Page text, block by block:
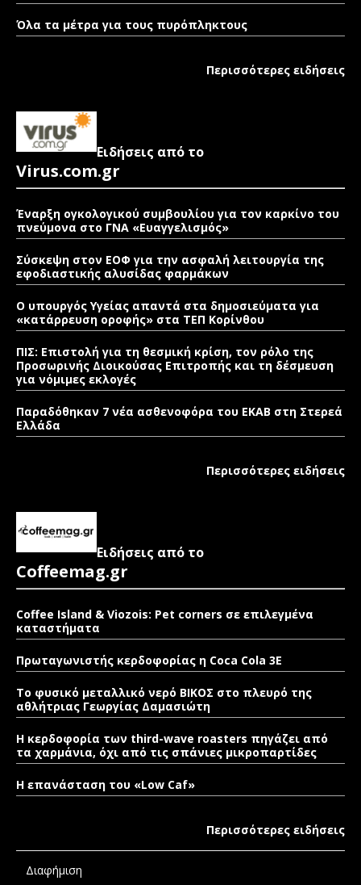
Όλα τα μέτρα για τους πυρόπληκτους
Περισσότερες ειδήσεις
Ειδήσεις από το
Virus.com.gr
Έναρξη ογκολογικού συμβουλίου για τον καρκίνο του
πνεύμονα στο ΓΝΑ «Ευαγγελισμός»
Σύσκεψη στον ΕΟΦ για την ασφαλή λειτουργία της
εφοδιαστικής αλυσίδας φαρμάκων
Ο υπουργός Υγείας απαντά στα δημοσιεύματα για
«κατάρρευση οροφής» στα ΤΕΠ Κορίνθου
ΠΙΣ: Επιστολή για τη θεσμική κρίση, τον ρόλο της
Προσωρινής Διοικούσας Επιτροπής και τη δέσμευση
για νόμιμες εκλογές
Παραδόθηκαν 7 νέα ασθενοφόρα του ΕΚΑΒ στη Στερεά
Ελλάδα
Περισσότερες ειδήσεις
Ειδήσεις από το
Coffeemag.gr
Coffee Island & Viozois: Pet corners σε επιλεγμένα
καταστήματα
Πρωταγωνιστής κερδοφορίας η Coca Cola 3E
Το φυσικό μεταλλικό νερό ΒΙΚΟΣ στο πλευρό της
αθλήτριας Γεωργίας Δαμασιώτη
Η κερδοφορία των third-wave roasters πηγάζει από
τα χαρμάνια, όχι από τις σπάνιες μικροπαρτίδες
Η επανάσταση του «Low Caf»
Περισσότερες ειδήσεις
Διαφήμιση